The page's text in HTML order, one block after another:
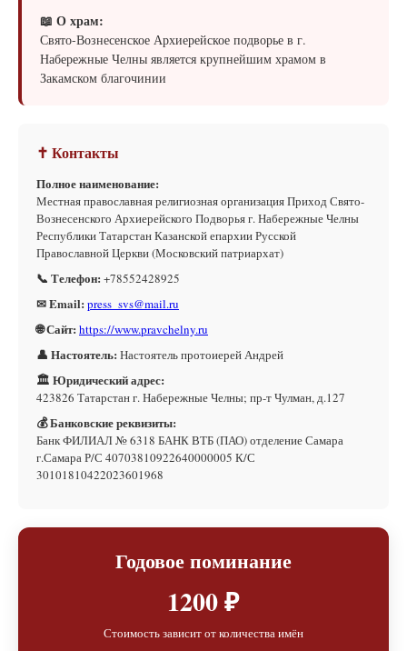
📖 О храм:
Свято-Вознесенское Архиерейское подворье в г.
Набережные Челны является крупнейшим храмом в
Закамском благочинии
✝ Контакты
Полное наименование:
Местная православная религиозная организация Приход Свято-
Вознесенского Архиерейского Подворья г. Набережные Челны
Республики Татарстан Казанской епархии Русской
Православной Церкви (Московский патриархат)
📞 Телефон: +78552428925
✉ Email: press_svs@mail.ru
🌐 Сайт: https://www.pravchelny.ru
👤 Настоятель: Настоятель протоиерей Андрей
🏛 Юридический адрес:
423826 Татарстан г. Набережные Челны; пр-т Чулман, д.127
💰 Банковские реквизиты:
Банк ФИЛИАЛ № 6318 БАНК ВТБ (ПАО) отделение Самара
г.Самара Р/С 40703810922640000005 К/С
30101810422023601968
Годовое поминание
1200 ₽
Стоимость зависит от количества имён